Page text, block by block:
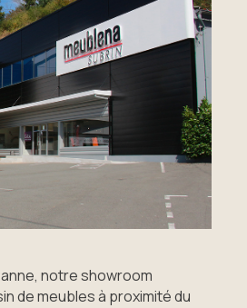
notre showroom
de meubles à proximité du